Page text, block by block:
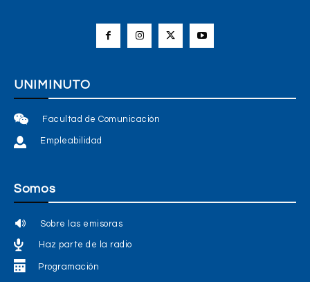
UNIMINUTO
Facultad de Comunicación
Empleabilidad
Somos
Sobre las emisoras
Haz parte de la radio
Programación